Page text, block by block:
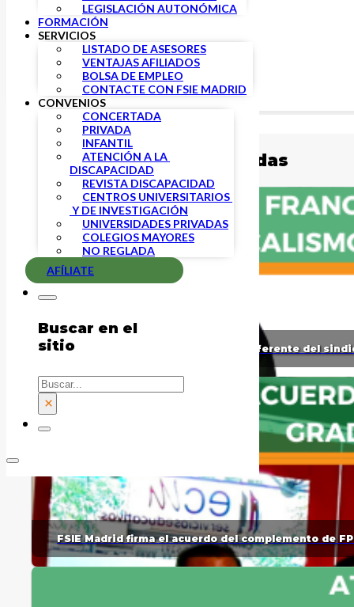
LEGISLACIÓN AUTONÓMICA
FORMACIÓN
SERVICIOS
LISTADO DE ASESORES
VENTAJAS AFILIADOS
BOLSA DE EMPLEO
CONTACTE CON FSIE MADRID
CONVENIOS
CONCERTADA
PRIVADA
INFANTIL
ATENCIÓN A LA
DISCAPACIDAD
REVISTA DISCAPACIDAD
CENTROS UNIVERSITARIOS
Y DE INVESTIGACIÓN
UNIVERSIDADES PRIVADAS
COLEGIOS MAYORES
NO REGLADA
AFÍLIATE
Buscar en el
sitio
Buscar
×
Buscar
Publicaciones relacionadas
Fallece Francisco Vírseda García, referente del
FSIE Madrid firma el acuerdo del complemento de